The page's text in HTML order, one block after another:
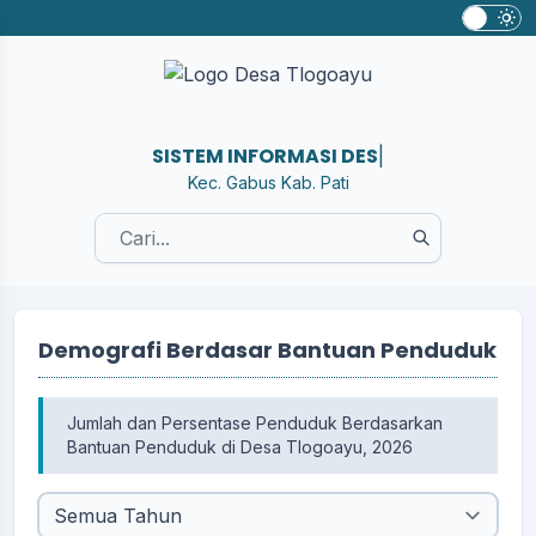
SISTEM INFORM |
Kec. Gabus Kab. Pati
Demografi Berdasar Bantuan Penduduk
Jumlah dan Persentase Penduduk Berdasarkan
Bantuan Penduduk di Desa Tlogoayu, 2026